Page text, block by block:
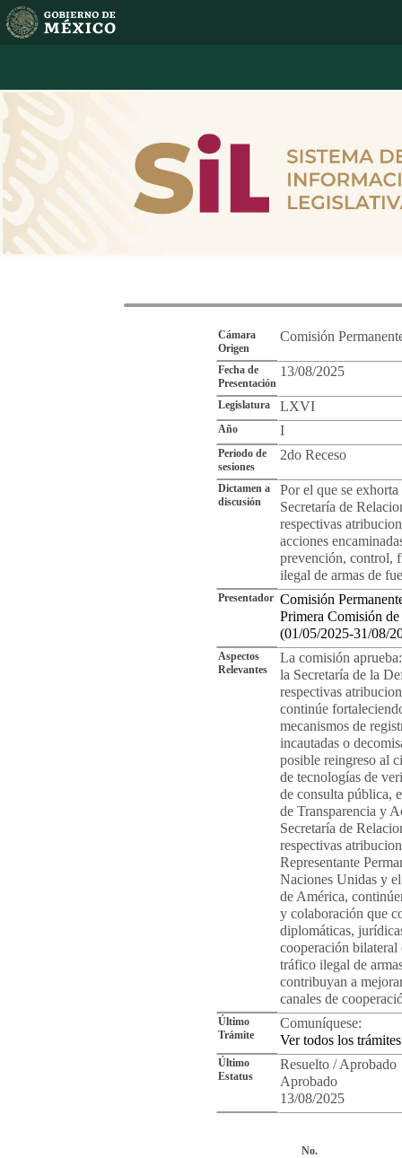
Cámara
Origen
Comisión
Fecha de
Presentación
13/08/2025
Legislatura LXVI
Año I
Periodo de
sesiones
2do Receso
Dictamen a
discusión
Por el que se
Secretaría de
respectivas
acciones
prevención, control,
ilegal de armas de
Presentador Comisión
Primera Comisión
(01/05/2025-31/08/
Aspectos
Relevantes
La comisión
la Secretaría de la
respectivas
continúe
mecanismos de
incautadas o
posible reingreso al
de tecnologías de
de consulta pública,
de Transparencia y
Secretaría de
respectivas
Representante
Naciones Unidas y
de América,
y colaboración que
diplomáticas,
cooperación bilateral
tráfico ilegal de
contribuyan a
canales de
Último
Trámite
Comuníquese:
Ver todos los trámites
Último
Estatus
Resuelto / Aprobado
Aprobado
13/08/2025
No.